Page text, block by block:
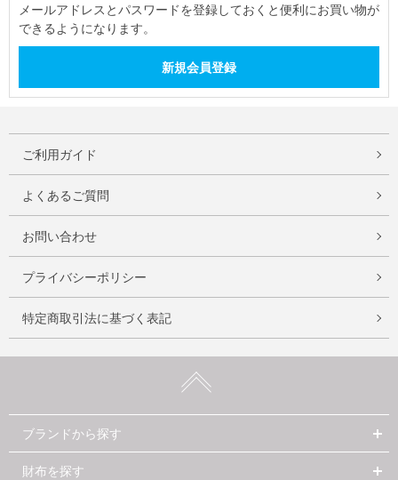
メールアドレスとパスワードを登録しておくと便利にお買い物が
できるようになります。
ご利用ガイド
よくあるご質問
お問い合わせ
プライバシーポリシー
特定商取引法に基づく表記
ブランドから探す
財布を探す